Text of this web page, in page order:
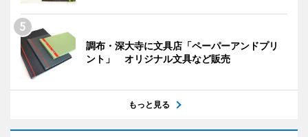
調布・深大寺に文具店「ペーパーアンドプリ
ント」 オリジナル文具など販売
もっと見る